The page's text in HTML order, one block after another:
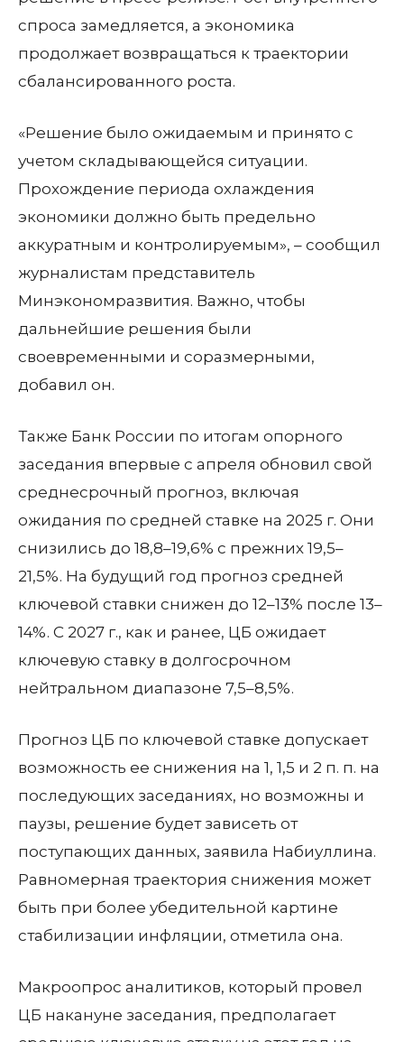
спроса замедляется, а экономика
продолжает возвращаться к траектории
сбалансированного роста.
«Решение было ожидаемым и принято с
учетом складывающейся ситуации.
Прохождение периода охлаждения
экономики должно быть предельно
аккуратным и контролируемым», – сообщил
журналистам представитель
Минэкономразвития. Важно, чтобы
дальнейшие решения были
своевременными и соразмерными,
добавил он.
Также Банк России по итогам опорного
заседания впервые с апреля обновил свой
среднесрочный прогноз, включая
ожидания по средней ставке на 2025 г. Они
снизились до 18,8–19,6% с прежних 19,5–
21,5%. На будущий год прогноз средней
ключевой ставки снижен до 12–13% после 13–
14%. С 2027 г., как и ранее, ЦБ ожидает
ключевую ставку в долгосрочном
нейтральном диапазоне 7,5–8,5%.
Прогноз ЦБ по ключевой ставке допускает
возможность ее снижения на 1, 1,5 и 2 п. п. на
последующих заседаниях, но возможны и
паузы, решение будет зависеть от
поступающих данных, заявила Набиуллина.
Равномерная траектория снижения может
быть при более убедительной картине
стабилизации инфляции, отметила она.
Макроопрос аналитиков, который провел
ЦБ накануне заседания, предполагает